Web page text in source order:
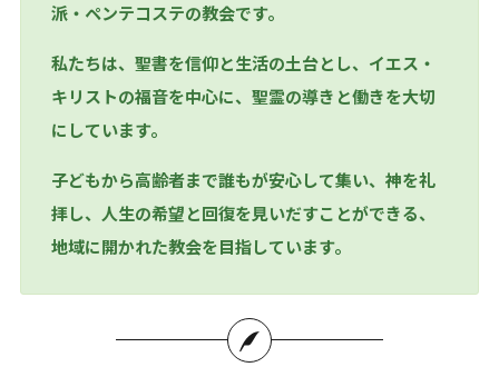
派・ペンテコステの教会です。
私たちは、聖書を信仰と生活の土台とし、イエス・
キリストの福音を中心に、聖霊の導きと働きを大切
にしています。
子どもから高齢者まで誰もが安心して集い、神を礼
拝し、人生の希望と回復を見いだすことができる、
地域に開かれた教会を目指しています。